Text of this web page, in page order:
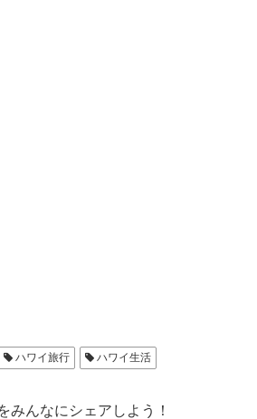
ハワイ旅行 ハワイ生活
みんなにシェアしよう！